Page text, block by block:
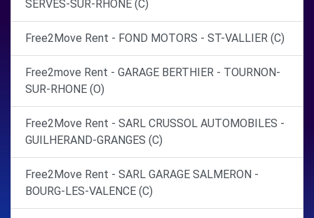
SERVES-SUR-RHONE (C)
Free2Move Rent - FOND MOTORS - ST-VALLIER (C)
Free2move Rent - GARAGE BERTHIER - TOURNON-
SUR-RHONE (O)
Free2Move Rent - SARL CRUSSOL AUTOMOBILES -
GUILHERAND-GRANGES (C)
Free2Move Rent - SARL GARAGE SALMERON -
BOURG-LES-VALENCE (C)